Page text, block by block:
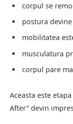
corpul se
postura
mobilitatea
musculatura
corpul pare
Aceasta este
After” devin